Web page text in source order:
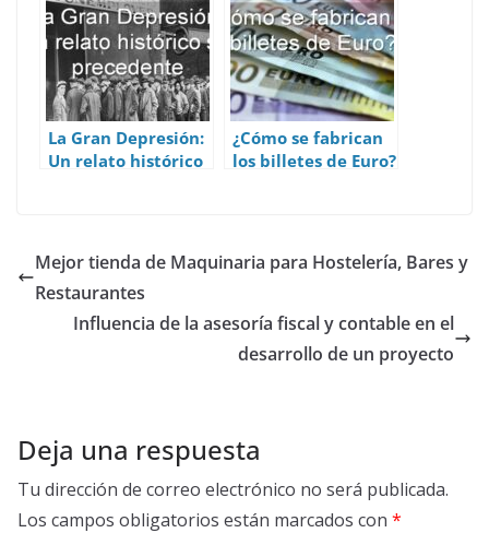
La Gran Depresión:
Un relato histórico
¿Cómo se fabrican
los billetes de Euro?
Mejor tienda de Maquinaria para Hostelería, Bares y
Restaurantes
Influencia de la asesoría fiscal y contable en el
desarrollo de un proyecto
Deja una respuesta
Tu dirección de correo electrónico no será publicada.
Los campos obligatorios están marcados con *